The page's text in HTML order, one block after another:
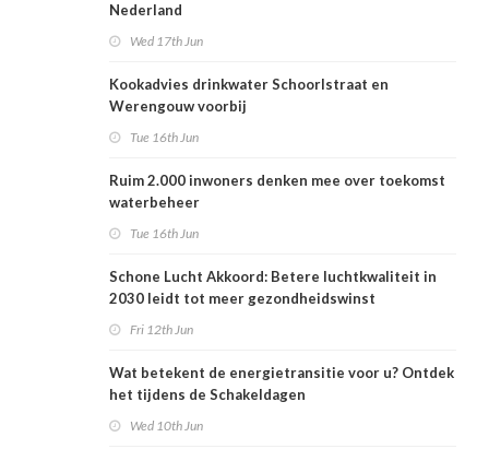
Nederland
Wed 17th Jun
Kookadvies drinkwater Schoorlstraat en
Werengouw voorbij
Tue 16th Jun
Ruim 2.000 inwoners denken mee over toekomst
waterbeheer
Tue 16th Jun
Schone Lucht Akkoord: Betere luchtkwaliteit in
2030 leidt tot meer gezondheidswinst
Fri 12th Jun
Wat betekent de energietransitie voor u? Ontdek
het tijdens de Schakeldagen
Wed 10th Jun